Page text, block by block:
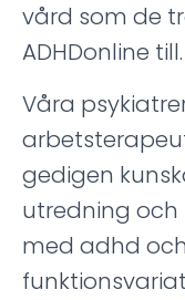
vård som de
ADHDonline till.
Våra
gedigen
utredning
med adhd